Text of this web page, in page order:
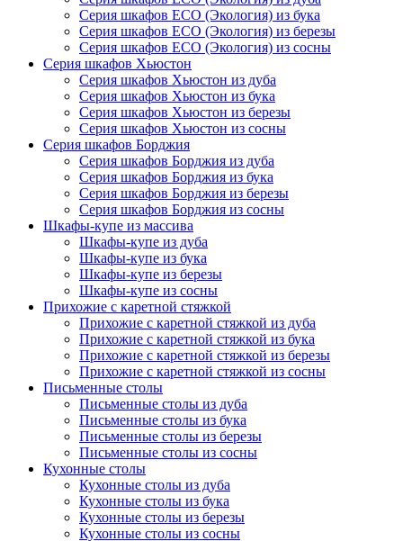
Серия шкафов ECO (Экология) из бука
Серия шкафов ECO (Экология) из березы
Серия шкафов ECO (Экология) из сосны
Серия шкафов Хьюстон
Серия шкафов Хьюстон из дуба
Серия шкафов Хьюстон из бука
Серия шкафов Хьюстон из березы
Серия шкафов Хьюстон из сосны
Серия шкафов Борджия
Серия шкафов Борджия из дуба
Серия шкафов Борджия из бука
Серия шкафов Борджия из березы
Серия шкафов Борджия из сосны
Шкафы-купе из массива
Шкафы-купе из дуба
Шкафы-купе из бука
Шкафы-купе из березы
Шкафы-купе из сосны
Прихожие с каретной стяжкой
Прихожие с каретной стяжкой из дуба
Прихожие с каретной стяжкой из бука
Прихожие с каретной стяжкой из березы
Прихожие с каретной стяжкой из сосны
Письменные столы
Письменные столы из дуба
Письменные столы из бука
Письменные столы из березы
Письменные столы из сосны
Кухонные столы
Кухонные столы из дуба
Кухонные столы из бука
Кухонные столы из березы
Кухонные столы из сосны